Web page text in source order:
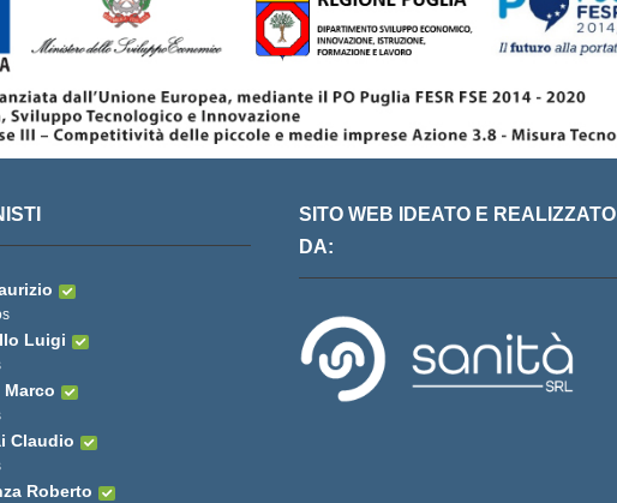
Luigi
Marco
Claudio
Roberto
SITO WEB IDEATO E REALIZZATO
DA: